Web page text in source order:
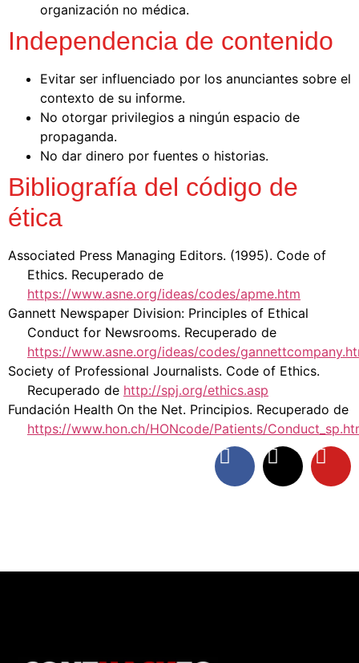
organización no médica.
Independencia de contenido
Evitar ser influenciado por los anunciantes sobre el
contexto de su informe.
No otorgar privilegios a ningún espacio de
propaganda.
No dar dinero por fuentes o historias.
Bibliografía del código de
ética
Associated Press Managing Editors. (1995). Code of
Ethics. Recuperado de
https://www.asne.org/ideas/codes/apme.htm
Gannett Newspaper Division: Principles of Ethical
Conduct for Newsrooms. Recuperado de
https://www.asne.org/ideas/codes/
Society of Professional Journalists. Code of Ethics.
Recuperado de http://spj.org/ethics.asp
Fundación Health On the Net. Principios. Recuperado de
https://www.hon.ch/HONcode/Patients/